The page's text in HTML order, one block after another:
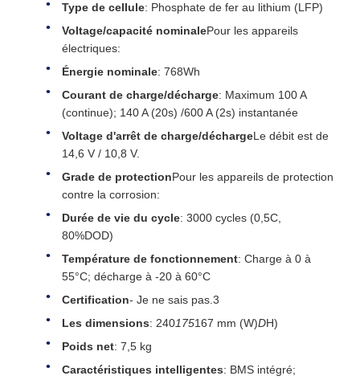
Type de cellule: Phosphate de fer au lithium (LFP)
Voltage/capacité nominalePour les appareils
électriques:
Énergie nominale: 768Wh
Courant de charge/décharge: Maximum 100 A
(continue); 140 A (20s) /600 A (2s) instantanée
Voltage d'arrêt de charge/déchargeLe débit est de
14,6 V / 10,8 V.
Grade de protectionPour les appareils de protection
contre la corrosion:
Durée de vie du cycle: 3000 cycles (0,5C,
80%DOD)
Température de fonctionnement: Charge à 0 à
55°C; décharge à -20 à 60°C
Certification- Je ne sais pas.3
Les dimensions: 240175167 mm (W)DH)
Poids net: 7,5 kg
Caractéristiques intelligentes: BMS intégré;